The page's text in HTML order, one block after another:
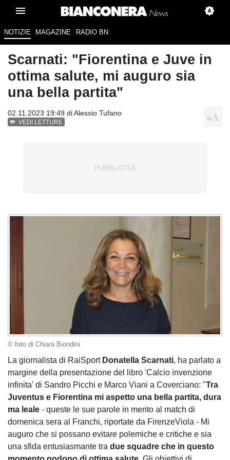
NOTIZIE MAGAZINE RADIO BN
Scarnati: "Fiorentina e Juve in
ottima salute, mi auguro sia
una bella partita"
02.11.2023 19:49 diAlessio Tufano
VEDI LETTURE
© foto di Chiara Biondini
La giornalista di RaiSport Donatella Scarnati, ha parlato a
margine della presentazione del libro 'Calcio invenzione
infinita' di Sandro Picchi e Marco Viani a Coverciano: "Tra
Juventus e Fiorentina mi aspetto una bella partita, dura
ma leale - queste le sue parole in merito al match di
domenica sera al Franchi, riportate da FirenzeViola - Mi
auguro che si possano evitare polemiche e critiche e sia
una sfida entusiasmante tra due squadre che in questo